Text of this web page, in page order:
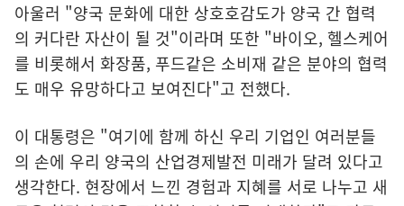
아울러 "양국 문화에 대한 상호호감도가 양국 간 협력
의 커다란 자산이 될 것"이라며 또한 "바이오, 헬스케어
를 비롯해서 화장품, 푸드같은 소비재 같은 분야의 협력
도 매우 유망하다고 보여진다"고 전했다.
이 대통령은 "여기에 함께 하신 우리 기업인 여러분들
의 손에 우리 양국의 산업경제발전 미래가 달려 있다고
생각한다. 현장에서 느낀 경험과 지혜를 서로 나누고 새